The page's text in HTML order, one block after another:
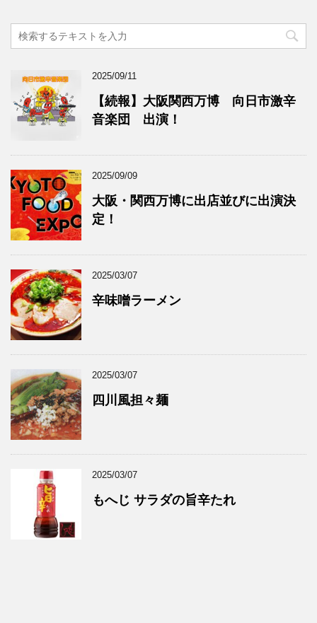
2025/09/11
【続報】大阪関西万博 向日市激辛
音楽団 出演！
2025/09/09
大阪・関西万博に出店並びに出演決
定！
2025/03/07
辛味噌ラーメン
2025/03/07
四川風担々麺
2025/03/07
もへじ サラダの旨辛たれ